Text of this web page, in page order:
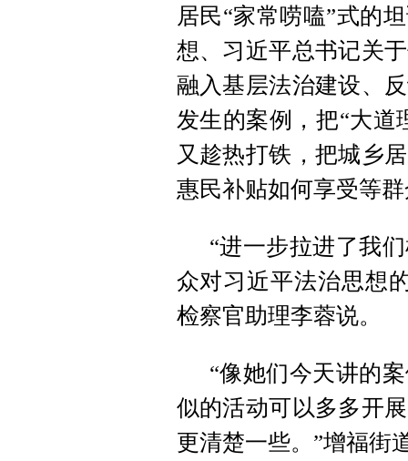
居民“家常唠嗑”式的
想、习近平总书记关
融入基层法治建设、
发生的案例，把“大道
又趁热打铁，把城乡
惠民补贴如何享受等
“进一步拉进了我
众对习近平法治思想
检察官助理李蓉说。
“像她们今天讲的
似的活动可以多多开
更清楚一些。”增福街